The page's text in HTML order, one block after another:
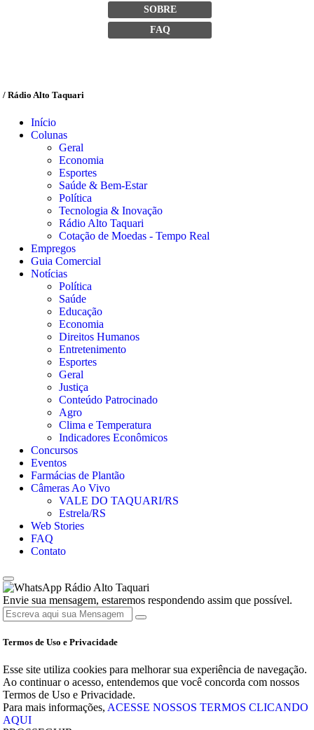
SOBRE
FAQ
/ Rádio Alto Taquari
Início
Colunas
Geral
Economia
Esportes
Saúde & Bem-Estar
Política
Tecnologia & Inovação
Rádio Alto Taquari
Cotação de Moedas - Tempo Real
Empregos
Guia Comercial
Notícias
Política
Saúde
Educação
Economia
Direitos Humanos
Entretenimento
Esportes
Geral
Justiça
Conteúdo Patrocinado
Agro
Clima e Temperatura
Indicadores Econômicos
Concursos
Eventos
Farmácias de Plantão
Câmeras Ao Vivo
VALE DO TAQUARI/RS
Estrela/RS
Web Stories
FAQ
Contato
Rádio Alto Taquari
Envie sua mensagem, estaremos respondendo assim que possível.
Termos de Uso e Privacidade
Esse site utiliza cookies para melhorar sua experiência de navegação.
Ao continuar o acesso, entendemos que você concorda com nossos
Termos de Uso e Privacidade.
Para mais informações, ACESSE NOSSOS TERMOS CLICANDO
AQUI